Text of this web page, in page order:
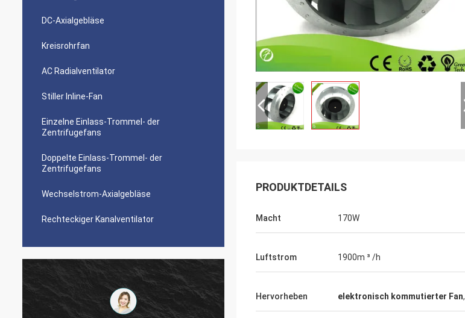
DC-Axialgebläse
Kreisrohrfan
AC Radialventilator
Stiller Inline-Fan
Einzelne Einlass-Trommel- der
Zentrifugefans
Doppelte Einlass-Trommel- der
Zentrifugefans
Wechselstrom-Axialgebläse
Rechteckiger Kanalventilator
PRODUKTDETAILS
Macht 170W
Luftstrom 1900m ³ /h
Hervorheben elektronisch kommutierter Fan,